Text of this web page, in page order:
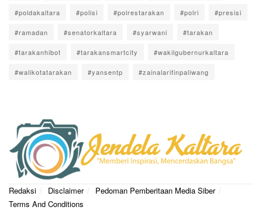
#poldakaltara #polisi #polrestarakan #polri #presisi
#ramadan #senatorkaltara #syarwani #tarakan
#tarakanhibot #tarakansmartcity #wakilgubernurkaltara
#walikotatarakan #yansentp #zainalarifinpaliwang
Redaksi Disclaimer
Pedoman Pemberitaan Media Siber
Terms And Conditions